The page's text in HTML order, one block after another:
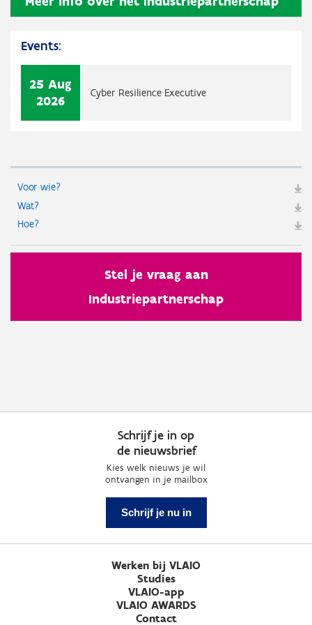
Events:
25 Aug
2026
Cyber Resilience Executive
Voor wie?
Wat?
Hoe?
Stel je vraag aan
Industriepartnerschap
Schrijf je in op
de nieuwsbrief
Kies welk nieuws je wil
ontvangen in je mailbox
Schrijf je nu in
Werken bij VLAIO
Studies
VLAIO-app
VLAIO AWARDS
Contact